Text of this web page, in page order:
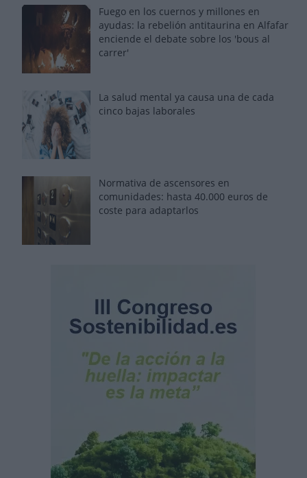
Fuego en los cuernos y millones en
ayudas: la rebelión antitaurina en Alfafar
enciende el debate sobre los 'bous al
carrer'
La salud mental ya causa una de cada
cinco bajas laborales
Normativa de ascensores en
comunidades: hasta 40.000 euros de
coste para adaptarlos